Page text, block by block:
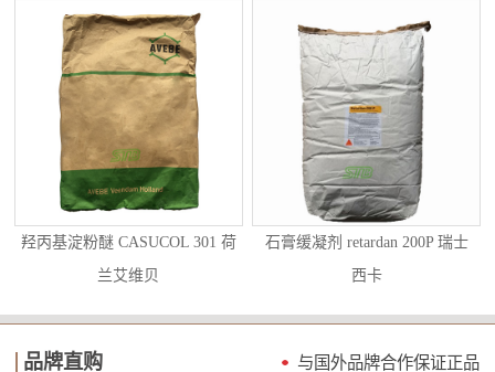
羟丙基淀粉醚 CASUCOL 301 荷
兰艾维贝
石膏缓凝剂 retardan 200P 瑞士
西卡
品牌直购 与国外品牌合作保证正品